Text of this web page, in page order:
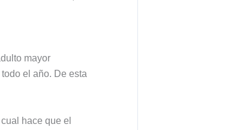
mayor
el año. De esta
hace que el